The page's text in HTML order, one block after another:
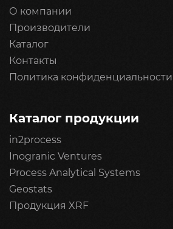
О компании
Производители
Каталог
Контакты
Политика конфиденциальности
Каталог продукции
in2process
Inogranic Ventures
Process Analytical Systems
Geostats
Продукция XRF